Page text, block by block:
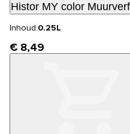
Histor MY color
Inhoud:0.25L
€ 8,49